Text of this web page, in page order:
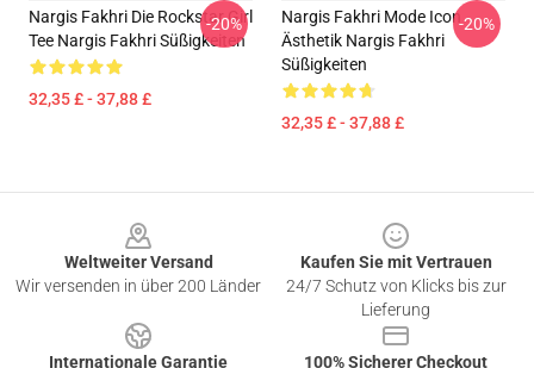
Nargis Fakhri Die Rockstar Girl
Tee Nargis Fakhri Süßigkeiten
32,35 £ - 37,88 £
-20%
Nargis Fakhri Mode Icon
Ästhetik Nargis Fakhri
Süßigkeiten
32,35 £ - 37,88 £
-20%
Weltweiter Versand
Wir versenden in über 200 Länder
Kaufen Sie mit Vertrauen
24/7 Schutz von Klicks bis zur
Lieferung
Internationale Garantie
100% Sicherer Checkout